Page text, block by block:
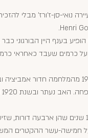
נואי-סן-ז'ורז' מבלי
בעל כרמים שעבד כאחראי
בנו, אנרי, חזר ב- 1919 מהמלחמה חדור
הנה כך, יותר מ- 100 שנים שהן ארבעה
חמישה-עשר ההקטרים